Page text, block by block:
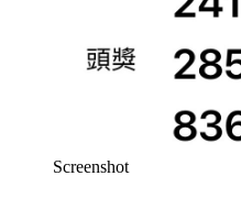
Screenshot